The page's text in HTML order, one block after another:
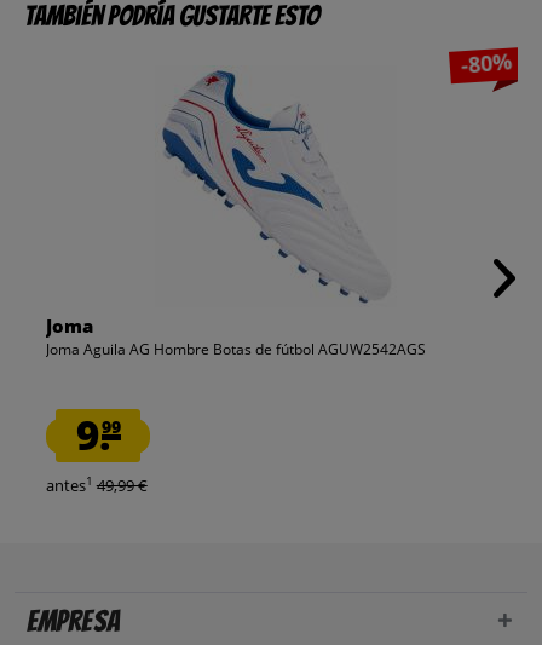
También podría gustarte esto
-80%
Joma
Joma Aguila AG Hombre Botas de fútbol AGUW2542AGS
9.99
antes1 49,99 €
Empresa